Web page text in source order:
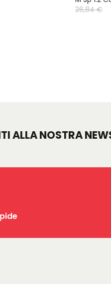
26,84 €
ALLA NOSTRA